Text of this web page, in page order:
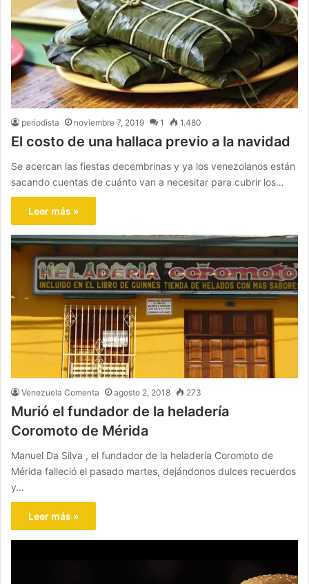
periodista noviembre 7, 2019 1 1.480
El costo de una hallaca previo a la navidad
Se acercan las fiestas decembrinas y ya los venezolanos están
sacando cuentas de cuánto van a necesitar para cubrir los…
Leer más »
Venezuela Comenta agosto 2, 2018 273
Murió el fundador de la heladería
Coromoto de Mérida
Manuel Da Silva , el fundador de la heladería Coromoto de
Mérida falleció el pasado martes, dejándonos dulces recuerdos
y…
Leer más »